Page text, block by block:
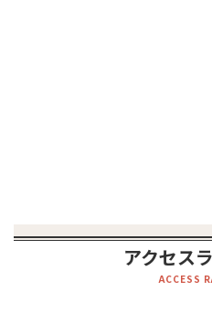
アクセス
ACCESS